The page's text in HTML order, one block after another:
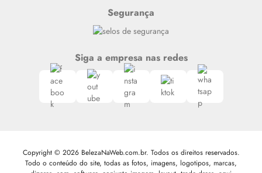
Segurança
Siga a empresa nas redes
Copyright © 2026 BelezaNaWeb.com.br. Todos os direitos reservados.
Todo o conteúdo do site, todas as fotos, imagens, logotipos, marcas,